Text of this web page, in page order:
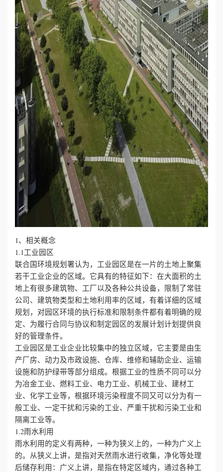
1、相关概念
1.1工业园区
联合国环境规划署认为，工业园区是在一片的土地上聚集
若干工业企业的区域。它具有的特征如下：在大面积的土
地上有很多建筑物、工厂以及各种公共设备，限制了常驻
公司、建筑物类型和土地利用率的区域，有着详细的区域
规划，对园区环境的执行标准和限制条件都有着明确的规
定、为履行合同与协议和制定园区的发展计划计划提供良
好的管理条件。
工业园区是工业企业比较集中的独立区域，它主要是由生
产厂房、动力及市政设施、仓库、维修和辅助企业、运输
设施和防护绿带等部分组成。根据工业的性质不同可以分
为冶金工业、燃料工业、电力工业、机械工业、建材工
业、化学工业等，根据环境污染程度不同又可以分为有一
般工业、一定干扰和污染的工业、严重干扰和污染工业和
隔离工业等。
1.2雨水利用
雨水利用的定义有两种，一种为狭义上的，一种为广义上
的。从狭义上讲，是指对天然雨水进行收集，净化等处理
后储存利用：广义上讲，是指在特定区域内，通过各种工